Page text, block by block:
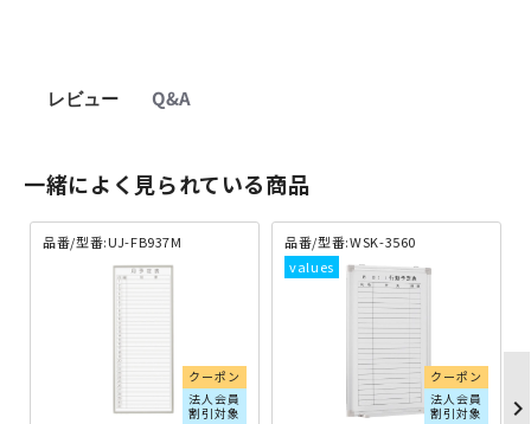
レビュー Q&A
一緒によく見られている商品
品番/型番:UJ-FB937M
クーポン
法人会員
割引対象
品番/型番:WSK-3560
クーポン
法人会員
割引対象
chevron_right